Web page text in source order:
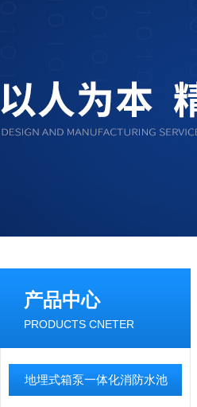
产品中心
PRODUCTS CNETER
地埋式箱泵一体化消防水池